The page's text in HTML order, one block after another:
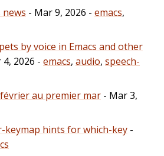
news - Mar 9, 2026 - emacs,
by voice in Emacs and other
2026 - emacs, audio, speech-
au premier mar - Mar 3,
keymap hints for which-key -